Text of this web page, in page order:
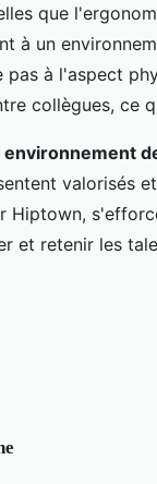
que
à un
pas à l'aspect
collègues, ce
environnement
valorisés
Hiptown,
et retenir les